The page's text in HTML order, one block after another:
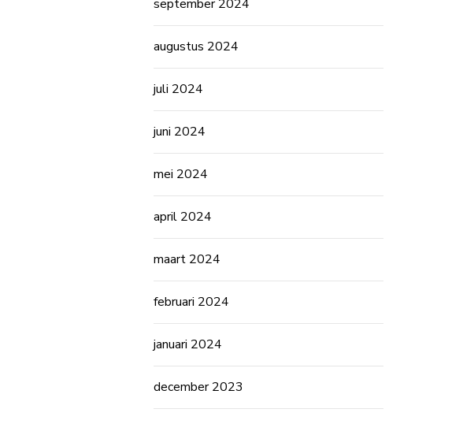
september 2024
augustus 2024
juli 2024
juni 2024
mei 2024
april 2024
maart 2024
februari 2024
januari 2024
december 2023